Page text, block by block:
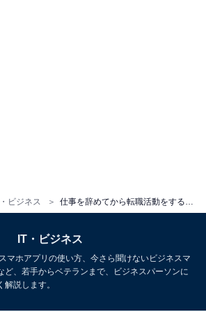
ビジネス
声も
職」ってアリ？ 「楽しい苦労です」
」など肯定的な声の一方で……
IT・ビジネス
マホアプリの使い方、今さら聞けないビジネスマ
ど、若手からベテランまで、ビジネスパーソンに
説します。